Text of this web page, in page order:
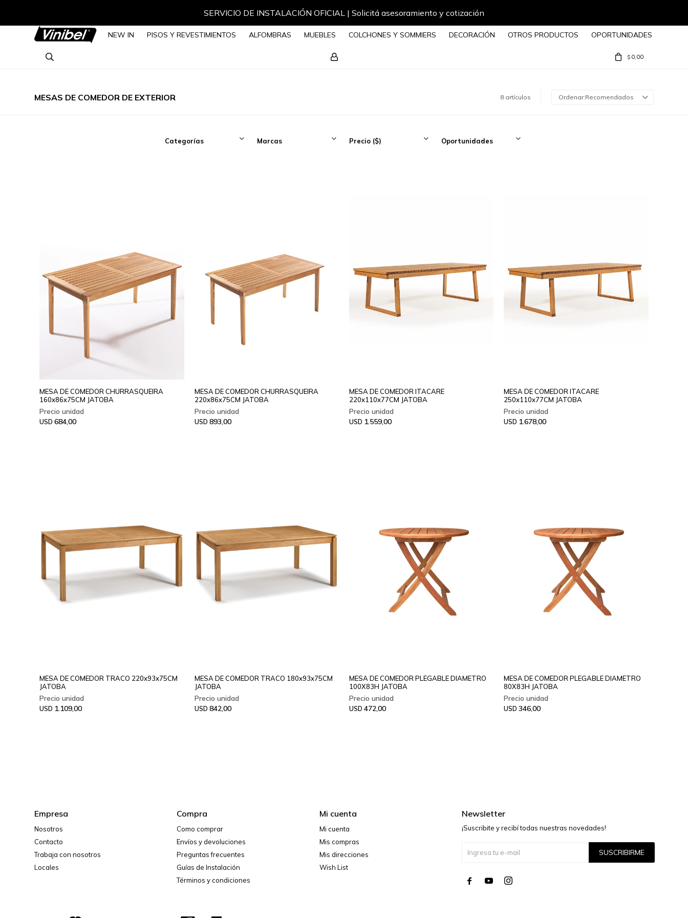
SERVICIO DE INSTALACIÓN OFICIAL | Solicitá asesoramiento y cotización
NEW IN PISOS Y REVESTIMIENTOS ALFOMBRAS MUEBLES COLCHONES Y SOMMIERS DECORACIÓN OTROS PRODUCTOS OPORTUNIDADES
$ 0,00
MESAS DE COMEDOR DE EXTERIOR 8 artículos Recomendados
MESA DE COMEDOR CHURRASQUEIRA
160x86x75CM JATOBA
USD 684,00
MESA DE COMEDOR CHURRASQUEIRA
220x86x75CM JATOBA
USD 893,00
MESA DE COMEDOR ITACARE
220x110x77CM JATOBA
USD 1.559,00
MESA DE COMEDOR ITACARE
250x110x77CM JATOBA
USD 1.678,00
MESA DE COMEDOR TRACO 220x93x75CM
JATOBA
USD 1.109,00
MESA DE COMEDOR TRACO 180x93x75CM
JATOBA
USD 842,00
MESA DE COMEDOR PLEGABLE DIAMETRO
100X83H JATOBA
USD 472,00
MESA DE COMEDOR PLEGABLE DIAMETRO
80X83H JATOBA
USD 346,00
Categorías Marcas Precio ($) Oportunidades
Empresa
Nosotros
Contacto
Trabaja con nosotros
Locales
Compra
Como comprar
Envíos y devoluciones
Preguntas frecuentes
Guías de Instalación
Términos y condiciones
Mi cuenta
Mi cuenta
Mis compras
Mis direcciones
Wish List
Newsletter
¡Suscribite y recibí todas nuestras novedades!
SUSCRIBIRME
  